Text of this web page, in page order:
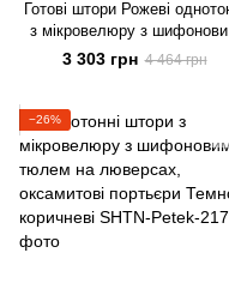
Готові штори Рожеві
з мікровелюру з
тюлем на люверсах 200*270
см, модні оксамитові
3 303 грн 4 464 грн
−26%